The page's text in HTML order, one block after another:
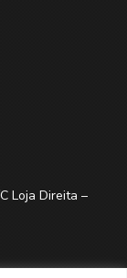
Loja Direita –